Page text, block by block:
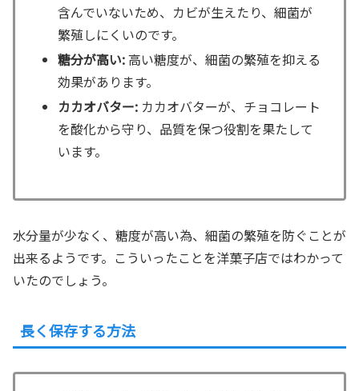
含んでいないため、カビが生えたり、細菌が
繁殖しにくいのです。
糖分が高い:高い糖度が、細菌の繁殖を抑える
効果があります。
カカオバター: カカオバターが、チョコレート
を酸化から守り、品質を保つ役割を果たして
います。
水分量が少なく、糖度が高い為、細菌の繁殖を防ぐことが
出来るようです。こういったことを洋菓子店ではわかって
いたのでしょう。
長く保存する方法